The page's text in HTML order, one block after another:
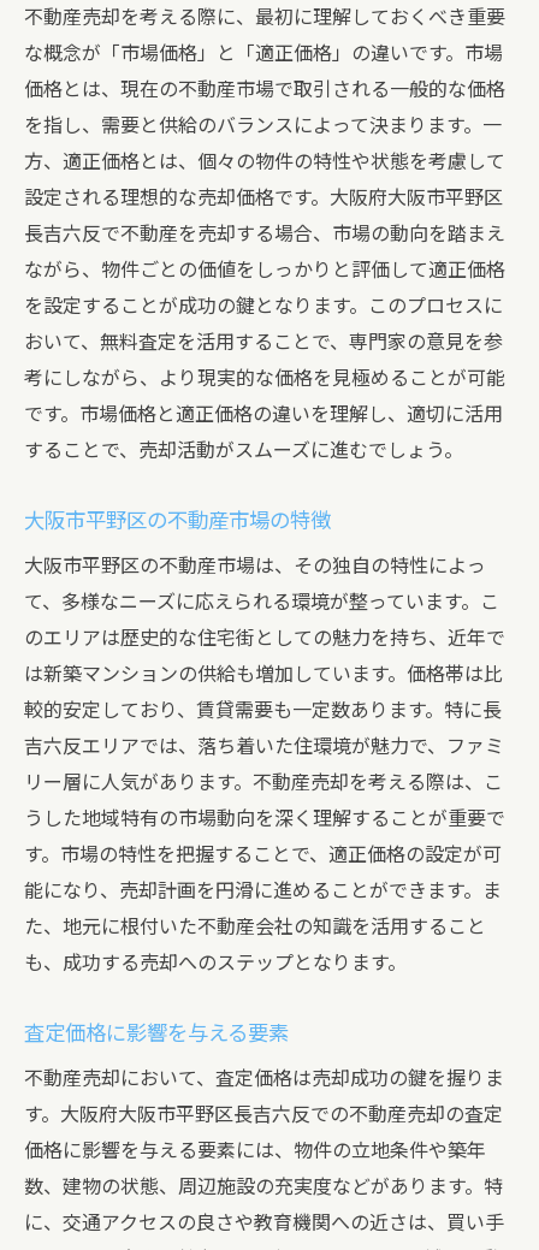
不動産売却を考える際に、最初に理解しておくべき重要
な概念が「市場価格」と「適正価格」の違いです。市場
価格とは、現在の不動産市場で取引される一般的な価格
を指し、需要と供給のバランスによって決まります。一
方、適正価格とは、個々の物件の特性や状態を考慮して
設定される理想的な売却価格です。大阪府大阪市平野区
長吉六反で不動産を売却する場合、市場の動向を踏まえ
ながら、物件ごとの価値をしっかりと評価して適正価格
を設定することが成功の鍵となります。このプロセスに
おいて、無料査定を活用することで、専門家の意見を参
考にしながら、より現実的な価格を見極めることが可能
です。市場価格と適正価格の違いを理解し、適切に活用
することで、売却活動がスムーズに進むでしょう。
大阪市平野区の不動産市場の特徴
大阪市平野区の不動産市場は、その独自の特性によっ
て、多様なニーズに応えられる環境が整っています。こ
のエリアは歴史的な住宅街としての魅力を持ち、近年で
は新築マンションの供給も増加しています。価格帯は比
較的安定しており、賃貸需要も一定数あります。特に長
吉六反エリアでは、落ち着いた住環境が魅力で、ファミ
リー層に人気があります。不動産売却を考える際は、こ
うした地域特有の市場動向を深く理解することが重要で
す。市場の特性を把握することで、適正価格の設定が可
能になり、売却計画を円滑に進めることができます。ま
た、地元に根付いた不動産会社の知識を活用すること
も、成功する売却へのステップとなります。
査定価格に影響を与える要素
不動産売却において、査定価格は売却成功の鍵を握りま
す。大阪府大阪市平野区長吉六反での不動産売却の査定
価格に影響を与える要素には、物件の立地条件や築年
数、建物の状態、周辺施設の充実度などがあります。特
に、交通アクセスの良さや教育機関への近さは、買い手